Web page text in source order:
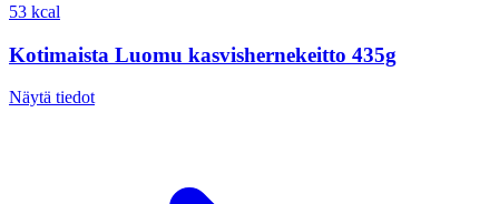
53 kcal
Kotimaista Luomu kasvishernekeitto 435g
Näytä tiedot